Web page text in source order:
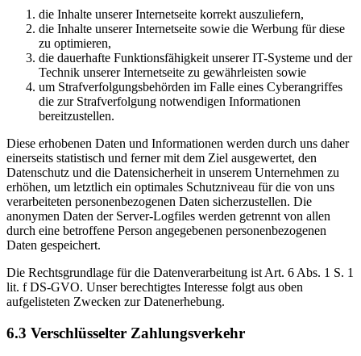
die Inhalte unserer Internetseite korrekt auszuliefern,
die Inhalte unserer Internetseite sowie die Werbung für diese
zu optimieren,
die dauerhafte Funktionsfähigkeit unserer IT-Systeme und der
Technik unserer Internetseite zu gewährleisten sowie
um Strafverfolgungsbehörden im Falle eines Cyberangriffes
die zur Strafverfolgung notwendigen Informationen
bereitzustellen.
Diese erhobenen Daten und Informationen werden durch uns daher
einerseits statistisch und ferner mit dem Ziel ausgewertet, den
Datenschutz und die Datensicherheit in unserem Unternehmen zu
erhöhen, um letztlich ein optimales Schutzniveau für die von uns
verarbeiteten personenbezogenen Daten sicherzustellen. Die
anonymen Daten der Server-Logfiles werden getrennt von allen
durch eine betroffene Person angegebenen personenbezogenen
Daten gespeichert.
Die Rechtsgrundlage für die Datenverarbeitung ist Art. 6 Abs. 1 S. 1
lit. f DS-GVO. Unser berechtigtes Interesse folgt aus oben
aufgelisteten Zwecken zur Datenerhebung.
6.3 Verschlüsselter Zahlungsverkehr